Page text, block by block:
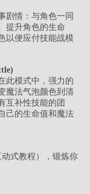
剧情：与角色一同
提升角色的生命
以便应付技能战模
此模式中，强力的
魔法气泡颜色到清
互补性技能的团
己的生命值和魔法
式教程），锻炼你